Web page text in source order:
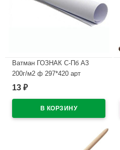
Ватман ГОЗНАК С-Пб А3
200г/м2 ф 297*420 арт
БЧ-0590
13 ₽